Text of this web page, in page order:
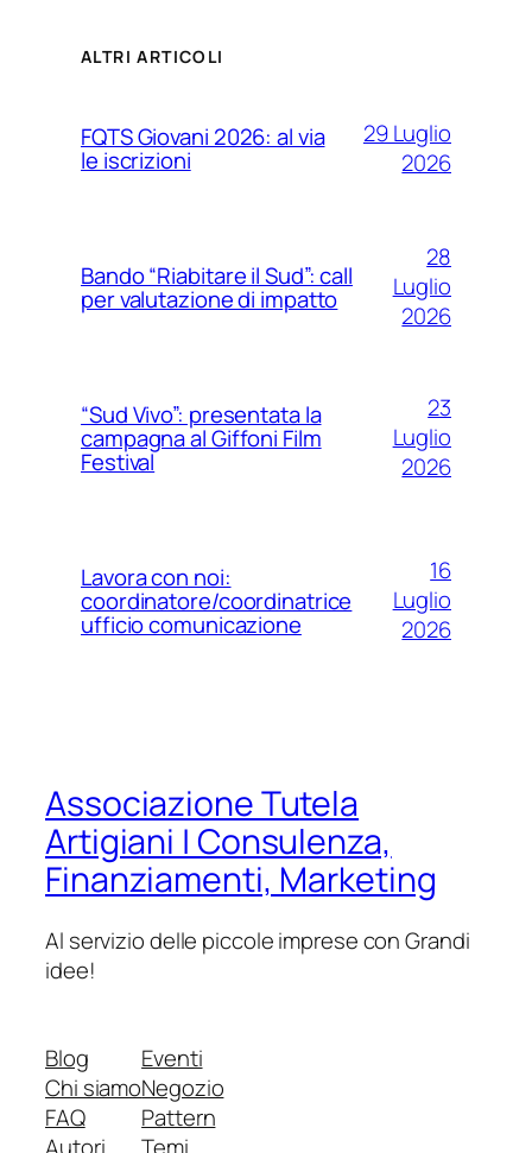
ALTRI ARTICOLI
FQTS Giovani 2026: al via
le iscrizioni
29 Luglio
2026
Bando “Riabitare il Sud”: call
per valutazione di impatto
28
Luglio
2026
“Sud Vivo”: presentata la
campagna al Giffoni Film
Festival
23
Luglio
2026
Lavora con noi:
coordinatore/coordinatrice
ufficio comunicazione
16
Luglio
2026
Associazione Tutela
Artigiani | Consulenza,
Finanziamenti, Marketing
Al servizio delle piccole imprese con Grandi
idee!
Blog
Chi siamo
FAQ
Autori
Eventi
Negozio
Pattern
Temi